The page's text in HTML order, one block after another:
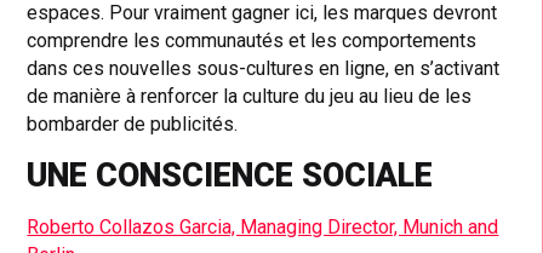
espaces. Pour vraiment gagner ici, les marques devront
comprendre les communautés et les comportements
dans ces nouvelles sous-cultures en ligne, en s’activant
de manière à renforcer la culture du jeu au lieu de les
bombarder de publicités.
UNE CONSCIENCE SOCIALE
Roberto Collazos Garcia, Managing Director, Munich and